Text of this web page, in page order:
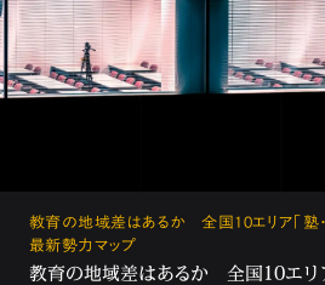
教育の地域差はあるか 全国10エリア「塾・
最新勢力マップ
教育の地域差はあるか 全国10エリア